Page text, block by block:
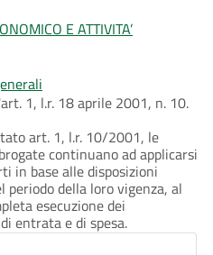
E ATTIVITA’
1, l.r. 18 aprile 2001, n. 10.
art. 1, l.r. 10/2001, le
continuano ad applicarsi
in base alle disposizioni
periodo della loro vigenza, al
esecuzione dei
entrata e di spesa.